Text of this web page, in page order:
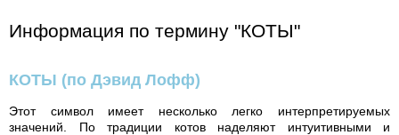
Информация по термину "КОТЫ"
КОТЫ (по Дэвид Лофф)
Этот символ имеет несколько легко интерпретируемых
значений. По традиции котов наделяют интуитивными и